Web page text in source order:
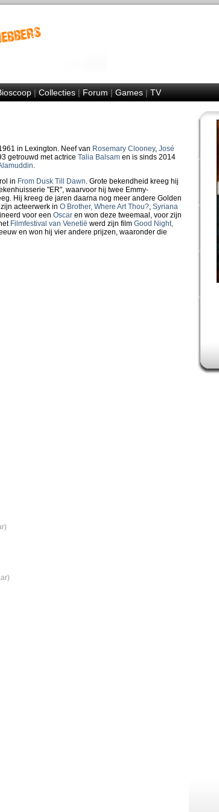
|Collecties|Forum|Games|TV
in Lexington. Neef van Rosemary Clooney, José
getrouwd met actrice Talia Balsamen is sinds 2014
.
in From Dusk Till Dawn. Grote bekendheid kreeg hij
"ER", waarvoor hij twee Emmy-
Hij kreeg de jaren daarna nog meer andere Golden
acteerwerk in O Brother, Where Art Thou?, Syriana
voor een Oscaren won deze tweemaal, voor zijn
Filmfestival van Venetië werd zijn film Good Night,
en won hij vier andere prijzen, waaronder die